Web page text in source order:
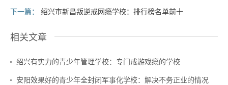
下一篇：
绍兴市新昌叛逆戒网瘾学校：排行榜名单前十
相关文章
绍兴有实力的青少年管理学校：专门戒游戏瘾的学校
安阳效果好的青少年全封闭军事化学校：解决不务正业的情况